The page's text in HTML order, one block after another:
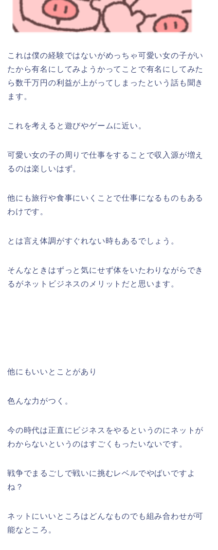
これは僕の経験ではないがめっちゃ可愛い女の子がい
たから有名にしてみようかってことで有名にしてみた
ら数千万円の利益が上がってしまったという話も聞き
ます。
これを考えると遊びやゲームに近い。
可愛い女の子の周りで仕事をすることで収入源が増え
るのは楽しいはず。
他にも旅行や食事にいくことで仕事になるものもある
わけです。
とは言え体調がすぐれない時もあるでしょう。
そんなときはずっと気にせず体をいたわりながらでき
るがネットビジネスのメリットだと思います。
他にもいいとことがあり
色んな力がつく。
今の時代は正直にビジネスをやるというのにネットが
わからないというのはすごくもったいないです。
戦争でまるごしで戦いに挑むレベルでやばいですよ
ね？
ネットにいいところはどんなものでも組み合わせが可
能なところ。